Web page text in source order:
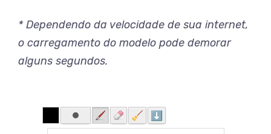
* Dependendo da velocidade de sua internet,
o carregamento do modelo pode demorar
alguns segundos.